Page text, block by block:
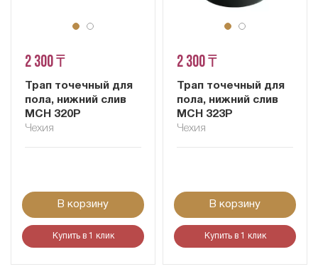
2 300 ₸
Трап точечный для
пола, нижний слив
MCH 320P
Чехия
В корзину
Купить в 1 клик
2 300 ₸
Трап точечный для
пола, нижний слив
MCH 323P
Чехия
В корзину
Купить в 1 клик